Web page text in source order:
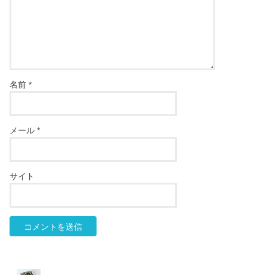
名前*
メール*
サイト